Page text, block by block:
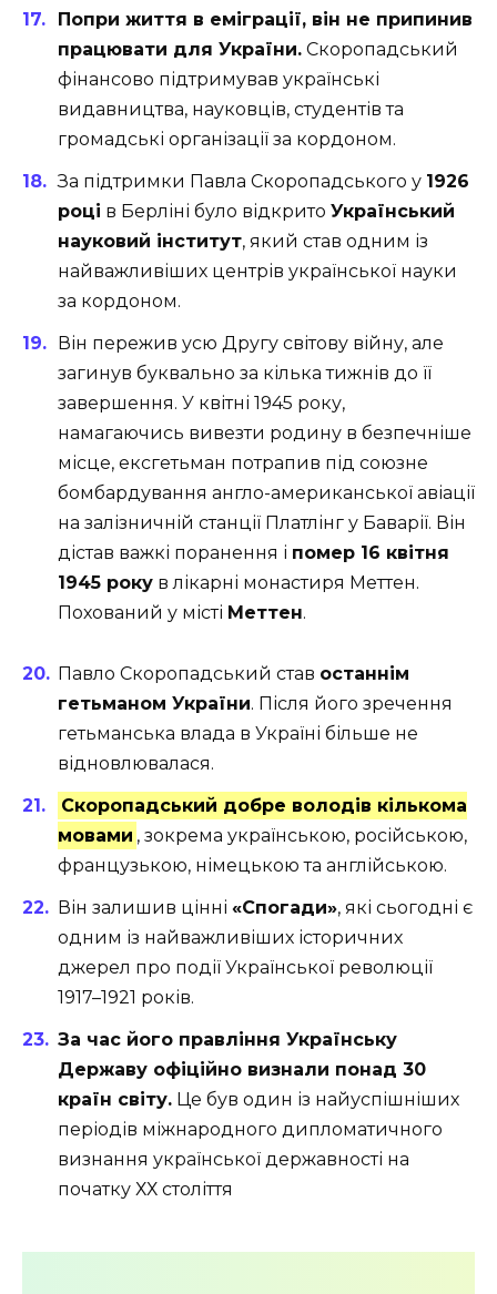
Попри життя в еміграції, він не припинив
працювати для України. Скоропадський
фінансово підтримував українські
видавництва, науковців, студентів та
громадські організації за кордоном.
За підтримки Павла Скоропадського у 1926
році в Берліні було відкрито Український
науковий інститут, який став одним із
найважливіших центрів української науки
за кордоном.
Він пережив усю Другу світову війну, але
загинув буквально за кілька тижнів до її
завершення. У квітні 1945 року,
намагаючись вивезти родину в безпечніше
місце, ексгетьман потрапив під союзне
бомбардування англо-американської авіації
на залізничній станції Платлінг у Баварії. Він
дістав важкі поранення і помер 16 квітня
1945 року в лікарні монастиря Меттен.
Похований у місті Меттен.
Павло Скоропадський став останнім
гетьманом України. Після його зречення
гетьманська влада в Україні більше не
відновлювалася.
Скоропадський добре володів кількома
мовами , зокрема українською, російською,
французькою, німецькою та англійською.
Він залишив цінні «Спогади», які сьогодні є
одним із найважливіших історичних
джерел про події Української революції
1917–1921 років.
За час його правління Українську
Державу офіційно визнали понад 30
країн світу. Це був один із найуспішніших
періодів міжнародного дипломатичного
визнання української державності на
початку ХХ століття